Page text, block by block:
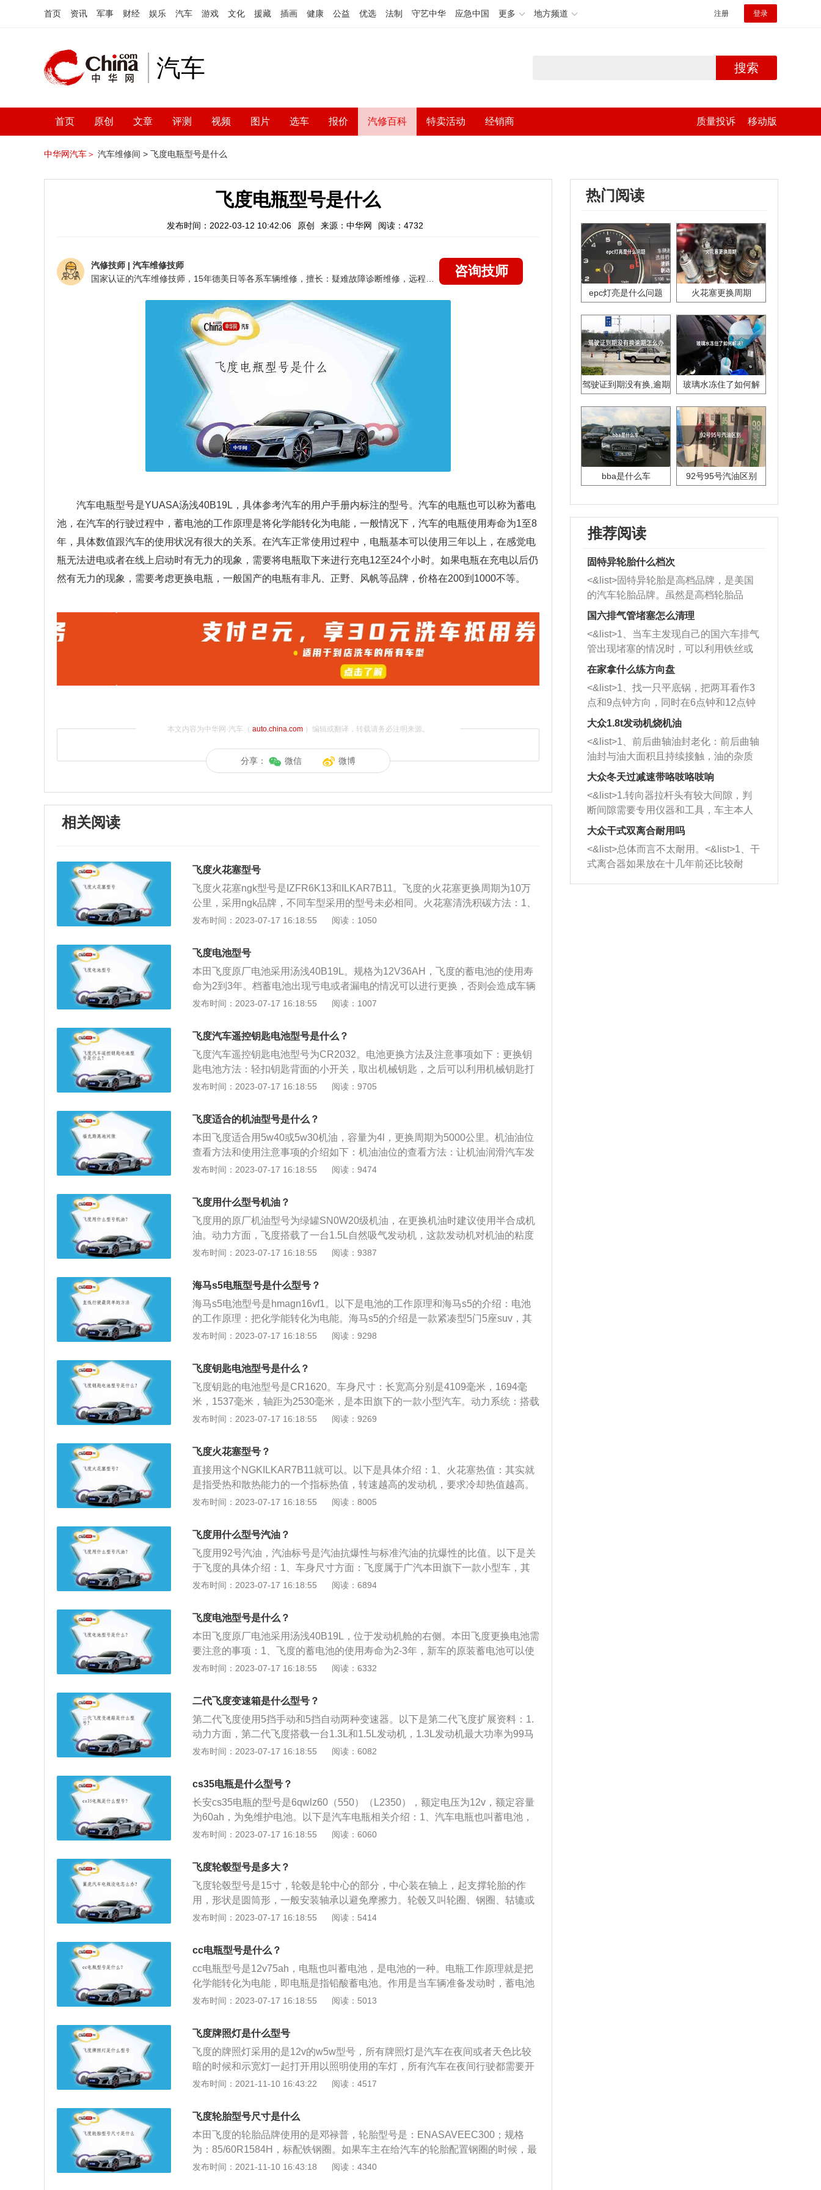
首页 资讯 军事 财经 娱乐 汽车 游戏 文化 援藏 插画 健康 公益 优选 法制 守艺中华 应急中国 更多 地方频道 注册 登录
汽车 搜索
首页 原创 文章 评测 视频 图片 选车 报价 汽修百科 特卖活动 经销商 质量投诉 移动版
中华网汽车＞ 汽车维修间 > 飞度电瓶型号是什么
飞度电瓶型号是什么
发布时间：2022-03-12 10:42:06 原创 来源：中华网 阅读：4732
汽修技师 | 汽车维修技师
咨询技师
汽车电瓶型号是YUASA汤浅40B19L，具体参考汽车的用户手册内标注的型号。汽车的电瓶也可以称为蓄电
池，在汽车的行驶过程中，蓄电池的工作原理是将化学能转化为电能，一般情况下，汽车的电瓶使用寿命为1至8
年，具体数值跟汽车的使用状况有很大的关系。在汽车正常使用过程中，电瓶基本可以使用三年以上，在感觉电
瓶无法进电或者在线上启动时有无力的现象，需要将电瓶取下来进行充电12至24个小时。如果电瓶在充电以后仍
然有无力的现象，需要考虑更换电瓶，一般国产的电瓶有非凡、正野、风帆等品牌，价格在200到1000不等。
本文内容为中华网·汽车（ auto.china.com）编辑或翻译，转载请务必注明来源。
分享： 微信 微博
相关阅读
飞度火花塞型号
飞度火花塞ngk型号是IZFR6K13和ILKAR7B11。飞度的火花塞更换周期为10万
公里，采用ngk品牌，不同车型采用的型号未必相同。火花塞清洗积碳方法：1、
化油器清洗剂将化油器清洗剂取适量放置在一个容器当中，接着把火花塞浸泡大
洗白醋清洗的方法换汤不换药，更加简单方便。不过白醋法并不建议大伙儿经常
发布时间：2023-07-17 16:18:55 阅读：1050
飞度电池型号
本田飞度原厂电池采用汤浅40B19L。规格为12V36AH，飞度的蓄电池的使用寿
命为2到3年。档蓄电池出现亏电或者漏电的情况可以进行更换，否则会造成车辆
无法着车，车内负载没电的情况。飞度蓄电池的更换方法：1、打开发动机舱
接处端口，要先拆负极再拆正极。因为负极连接车身，这样做防止金属拆卸工具
误触车身，从而造成短路；4、把电池上的固定螺丝全部拆除后即可拿出旧电
池；5、最后更换新的蓄电池即可。
发布时间：2023-07-17 16:18:55 阅读：1007
飞度汽车遥控钥匙电池型号是什么？
飞度汽车遥控钥匙电池型号为CR2032。电池更换方法及注意事项如下：更换钥
匙电池方法：轻扣钥匙背面的小开关，取出机械钥匙，之后可以利用机械钥匙打
开钥匙盖，只需把机械钥匙插进钥匙旁边的缺口并轻轻撬动即可，拆开钥匙仓
电池，确保新电池正极朝上，重新安装钥匙盖和机械钥匙，确认钥匙功能正常。
电池更换的注意事项：不要用错电池。智能车钥匙的电池寿命大约在1年左右。
由于车钥匙使用的频率不同，电池的消耗量也就不同；不同距离使用车钥匙，耗
费的电量会有所不同。给智能车钥匙换电要很慎重，一旦出现差错，钥匙中的电
路板就会烧坏。
发布时间：2023-07-17 16:18:55 阅读：9705
飞度适合的机油型号是什么？
本田飞度适合用5w40或5w30机油，容量为4l，更换周期为5000公里。机油油位
查看方法和使用注意事项的介绍如下：机油油位的查看方法：让机油润滑汽车发
动机一遍，然后等10分钟或30分钟之后再去检查机油尺的液面高度，通过机油尺
的要求进行选择，要选择与发动机匹配的机油。应选择多级机油，多级机油具有
节省、寿命长、高效等优点，能够对发动机起到较好的保护作用。油量应略低于
机油尺上的刻度，不要加的过满。
发布时间：2023-07-17 16:18:55 阅读：9474
飞度用什么型号机油？
飞度用的原厂机油型号为绿罐SN0W20级机油，在更换机油时建议使用半合成机
油。动力方面，飞度搭载了一台1.5L自然吸气发动机，这款发动机对机油的粘度
需求并不是很大，使用半合成机油即可。飞度的发动机有131马力的最大功率和1
钟6600转时输出最大功率，能在每分钟4600转时输出最大扭矩。飞度的前悬架使
用了麦弗逊独立悬架，后悬架使用了扭力梁非独立悬架。
发布时间：2023-07-17 16:18:55 阅读：9387
海马s5电瓶型号是什么型号？
海马s5电池型号是hmagn16vf1。以下是电池的工作原理和海马s5的介绍：电池
的工作原理：把化学能转化为电能。海马s5的介绍是一款紧凑型5门5座suv，其
车身尺寸是，长4418mm、宽1823mm、高1630mm，轴距为2630mm。海马s5
速是每分钟6000转，最大扭矩是160牛米，最大扭矩转速是每分钟4000转，其驱
动方式是前置前驱，前悬架使用了麦弗逊式独立悬架，后悬架使用了多连杆式独
立悬架。
发布时间：2023-07-17 16:18:55 阅读：9298
飞度钥匙电池型号是什么？
飞度钥匙的电池型号是CR1620。车身尺寸：长宽高分别是4109毫米，1694毫
米，1537毫米，轴距为2530毫米，是本田旗下的一款小型汽车。动力系统：搭载
1.5升自然吸气发动机，这款发动机的最大功率为96kw，最大扭矩为155牛米，最
缸内直喷技术，并且使用了铝合金缸盖缸体。
发布时间：2023-07-17 16:18:55 阅读：9269
飞度火花塞型号？
直接用这个NGKILKAR7B11就可以。以下是具体介绍：1、火花塞热值：其实就
是指受热和散热能力的一个指标热值，转速越高的发动机，要求冷却热值越高。
而热值包括1至9九个数字，其中1至3为低热值，4至6为中热值，7至9为高热值，
多，以电极区分，普通镍合金火花塞，三万公里更换一次，一般装配在几万块钱
的车上，还有铂金，铱金，铂铱金，这些稀有金属的火花塞寿命能达到6到10万
公里。
发布时间：2023-07-17 16:18:55 阅读：8005
飞度用什么型号汽油？
飞度用92号汽油，汽油标号是汽油抗爆性与标准汽油的抗爆性的比值。以下是关
于飞度的具体介绍：1、车身尺寸方面：飞度属于广汽本田旗下一款小型车，其
长为4109mm、宽为1694mm、高为1537mm，轴距为2530mm，油箱容积为40
扭矩是155nm，与其匹配的是cvt无级变速变速箱，其采用的前悬架类型是麦弗逊
式独立悬架，后悬架类型是扭力梁式非独立悬架。
发布时间：2023-07-17 16:18:55 阅读：6894
飞度电池型号是什么？
本田飞度原厂电池采用汤浅40B19L，位于发动机舱的右侧。本田飞度更换电池需
要注意的事项：1、飞度的蓄电池的使用寿命为2-3年，新车的原装蓄电池可以使
用3年以上。当使用寿命快到期时，应该多多检查，提前做好检测，发现问题及
存在电量不足的情况，包括新出厂新车上的原装蓄电池，都有可能电量并非10
0%。因此更换新的蓄电池后，或者在买新车之后，需要让发动机运转时间长一
点，从而确保蓄电池能够完全充满电。
发布时间：2023-07-17 16:18:55 阅读：6332
二代飞度变速箱是什么型号？
第二代飞度使用5挡手动和5挡自动两种变速器。以下是第二代飞度扩展资料：1.
动力方面，第二代飞度搭载一台1.3L和1.5L发动机，1.3L发动机最大功率为99马
力，峰值扭矩为127N·m；1.5L发动机最大功率为120马力，峰值扭矩为145N·
537mm。两种系列的6款车型轴距均为2530mm，悬架提升30mm。3.标配Honda
SENSING安全超感系统，ACC主动巡航、CMBS碰撞缓解制动、LKAS车道保持
辅助和RDM车道偏移抑制系统。
发布时间：2023-07-17 16:18:55 阅读：6082
cs35电瓶是什么型号？
长安cs35电瓶的型号是6qwlz60（550）（L2350），额定电压为12v，额定容量
为60ah，为免维护电池。以下是汽车电瓶相关介绍：1、汽车电瓶也叫蓄电池，
是电池的一种，其工作原理就是把化学能转化为电能。2、电瓶是指铅酸蓄电
使用两年，提前做好检测，发现问题及早解决或更换，避免使用过程中蓄电池突
没电而无法启动。
发布时间：2023-07-17 16:18:55 阅读：6060
飞度轮毂型号是多大？
飞度轮毂型号是15寸，轮毂是轮中心的部分，中心装在轴上，起支撑轮胎的作
用，形状是圆筒形，一般安装轴承以避免摩擦力。轮毂又叫轮圈、钢圈、轱辘或
胎铃。飞度是广汽本田旗下的一款小型轿车，使用1.5l自然吸气发动机，发动机
m、1537mm，轴距为2530mm，搭载cvt无级变速箱。该车的前悬挂使用麦弗逊
式独立悬挂，后悬挂使用扭力梁式半独立悬挂，驱动方式为前置前驱。
发布时间：2023-07-17 16:18:55 阅读：5414
cc电瓶型号是什么？
cc电瓶型号是12v75ah，电瓶也叫蓄电池，是电池的一种。电瓶工作原理就是把
化学能转化为电能，即电瓶是指铅酸蓄电池。作用是当车辆准备发动时，蓄电池
放电给起动机，并由起动机带动飞轮和曲轴转动，从而发动车辆。cc是一汽大众
mm，轴距为2841mm。在外观方面，cc尾部在设计上给人一种较宽的视觉体验，
尾部上翘的鸭尾提升了这款车的运动感，尾灯采用的是全新的设计，流水转向灯
具有较高的辨识度。
发布时间：2023-07-17 16:18:55 阅读：5013
飞度牌照灯是什么型号
飞度的牌照灯采用的是12v的w5w型号，所有牌照灯是汽车在夜间或者天色比较
暗的时候和示宽灯一起打开用以照明使用的车灯，所有汽车在夜间行驶都需要开
启。本田飞度的产生通过汽车生产厂商对外形设计上添加了时尚又个性的元素打
感，因此受到不少年轻消费者的喜爱。官方提供紫色，银色，黑色三种色彩，汽
车具有饱满的时尚颜色，成为欧洲市场最受欢迎的小型车车型，也是本田汽车公
司打造的最新一款战略车型。新款飞度在车身长度上比上一代车型增加了55m
m，轴距增加了50mm。
发布时间：2021-11-10 16:43:22 阅读：4517
飞度轮胎型号尺寸是什么
本田飞度的轮胎品牌使用的是邓禄普，轮胎型号是：ENASAVEEC300；规格
为：85/60R1584H，标配铁钢圈。如果车主在给汽车的轮胎配置钢圈的时候，最
好选择材质是铝合金的钢圈。因为总体来说铝合金钢圈比铁钢圈的硬度会更大一
发布时间：2021-11-10 16:43:18 阅读：4340
热门阅读
epc灯亮是什么问题 火花塞更换周期
驾驶证到期没有换,逾期
玻璃水冻住了如何解
bba是什么车 92号95号汽油区别
推荐阅读
固特异轮胎什么档次
<&list>固特异轮胎是高档品牌，是美国
的汽车轮胎品牌。虽然是高档轮胎品
牌，但是中高低端的轮胎都有生产，这
也是为了更好的开拓市场。
国六排气管堵塞怎么清理
<&list>1、当车主发现自己的国六车排气
管出现堵塞的情况时，可以利用铁丝或
者是细棍，直接将杂物给取出来，如果
堵塞情况比较严重，也可以采取应急措
施。 <&list>2、直接利用木棍将所有的
杂物推到排气管里面的位置处，然后将
三元催化器拆解开，就可以将堵塞的东
西取出来。但如果是因为积碳过多引起
的堵塞，就需要将三元催化器泡在草酸
洗剂对堵塞的情况得到解决，将清洗剂
放在燃油箱中，与燃油混合后，车辆启
动时，就可以和汽油一起进入到燃烧
室，最后形成废气排出，就可以让三元
催化器得到清洗，排气管堵塞的情况就
能够得到解决。
在家拿什么练方向盘
<&list>1、找一只平底锅，把两耳看作3
点和9点钟方向，同时在6点钟和12点钟
方向做一个标记。 <&list>2、双手握住
一圈半的练习，往右同样也要打相同的
圈数。 <&list>3、最后强调要反复练
习，这样就可以形成肌肉记忆，在真实
驾驶车辆时，不需要记忆也能打好方
向。
大众1.8t发动机烧机油
<&list>1、前后曲轴油封老化：前后曲轴
油封与油大面积且持续接触，油的杂质
和发动机内持续温度变化使其密封效果
逐渐减弱，导致渗油或漏油。<&list>2、
活塞间隙过大：积碳会使活塞环与缸体
的间隙扩大，导致机油流入燃烧室中，
造成烧机油。<&list>3、机油粘度。使用
机油粘度过小的话，同样会有烧机油现
象，机油粘度过小具有很好的流动性，
大众冬天过减速带咯吱咯吱响
<&list>1.转向器拉杆头有较大间隙，判
断间隙需要专用仪器和工具，车主本人
无法制作，需要将车辆送到修理厂或4s
店；<&list>2.车辆半轴套管防尘罩破
裂，破裂后会出现漏油现象，使半轴磨
损严重，磨损的半轴容易损坏，产生异
响；<&list>3.稳定器的转向胶套和球头
大众干式双离合耐用吗
<&list>总体而言不太耐用。<&list>1、干
式离合器如果放在十几年前还比较耐